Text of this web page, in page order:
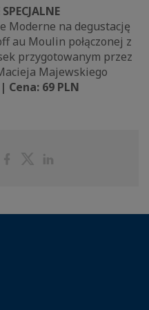
Moderne na degustację
au Moulin połączonej z
przygotowanym przez
Majewskiego
Cena: 69 PLN
ShareShare